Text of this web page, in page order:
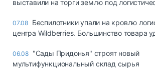
выставили на торги землю под
07.08 Беспилотники упали на кровлю
центра Wildberries. Большинство товара
06.08 "Сады Придонья" строят новый
мультифункциональный склад сырья